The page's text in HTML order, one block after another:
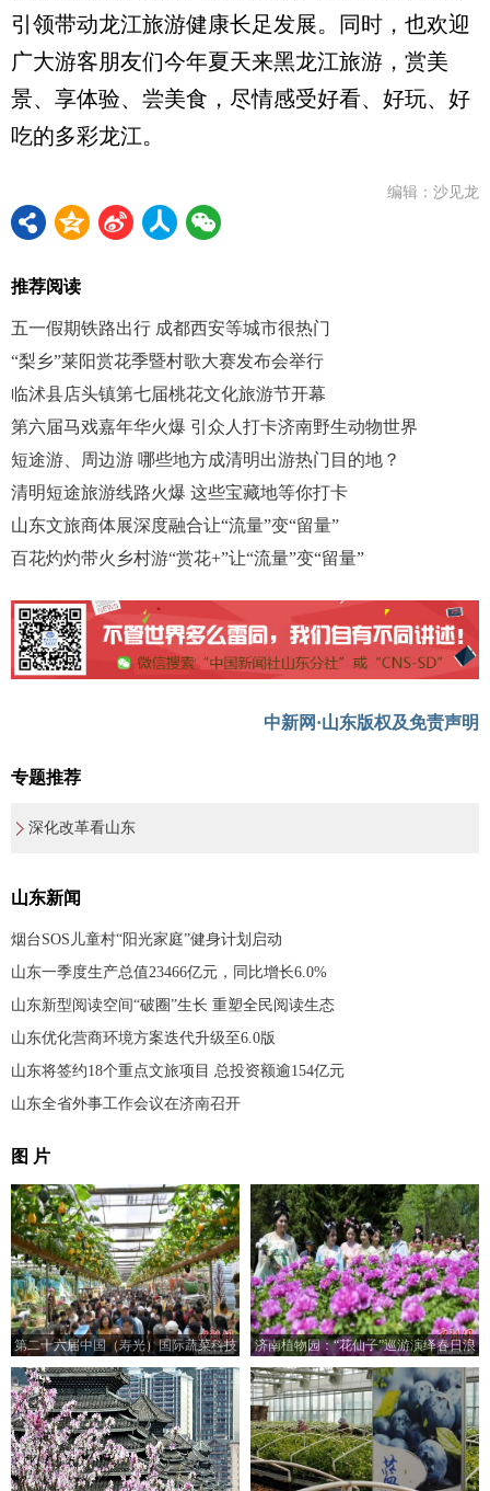
引领带动龙江旅游健康长足发展。同时，也欢迎
广大游客朋友们今年夏天来黑龙江旅游，赏美
景、享体验、尝美食，尽情感受好看、好玩、好
吃的多彩龙江。
编辑：沙见龙
推荐阅读
五一假期铁路出行 成都西安等城市很热门
“梨乡”莱阳赏花季暨村歌大赛发布会举行
临沭县店头镇第七届桃花文化旅游节开幕
第六届马戏嘉年华火爆 引众人打卡济南野生动物世界
短途游、周边游 哪些地方成清明出游热门目的地？
清明短途旅游线路火爆 这些宝藏地等你打卡
山东文旅商体展深度融合让“流量”变“留量”
百花灼灼带火乡村游“赏花+”让“流量”变“留量”
中新网·山东版权及免责声明
专题推荐
深化改革看山东
山东新闻
烟台SOS儿童村“阳光家庭”健身计划启动
山东一季度生产总值23466亿元，同比增长6.0%
山东新型阅读空间“破圈”生长 重塑全民阅读生态
山东优化营商环境方案迭代升级至6.0版
山东将签约18个重点文旅项目 总投资额逾154亿元
山东全省外事工作会议在济南召开
图 片
第二十六届中国（寿光）国际蔬菜科技
博览会开幕
济南植物园：“花仙子”巡游演绎春日浪
漫